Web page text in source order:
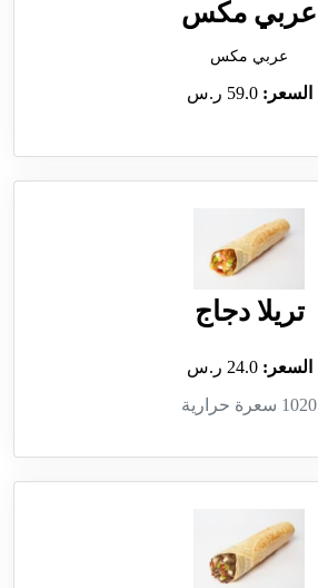
عربي مكس
عربي مكس
السعر:59.0 ر.س
تريلا دجاج
السعر:24.0 ر.س
1020 سعرة حرارية